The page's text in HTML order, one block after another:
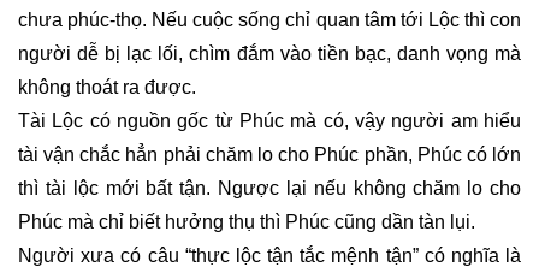
chưa phúc-thọ. Nếu cuộc sống chỉ quan tâm tới Lộc thì con
người dễ bị lạc lối, chìm đắm vào tiền bạc, danh vọng mà
không thoát ra được.
Tài Lộc có nguồn gốc từ Phúc mà có, vậy người am hiểu
tài vận chắc hẳn phải chăm lo cho Phúc phần, Phúc có lớn
thì tài lộc mới bất tận. Ngược lại nếu không chăm lo cho
Phúc mà chỉ biết hưởng thụ thì Phúc cũng dần tàn lụi.
Người xưa có câu “thực lộc tận tắc mệnh tận” có nghĩa là